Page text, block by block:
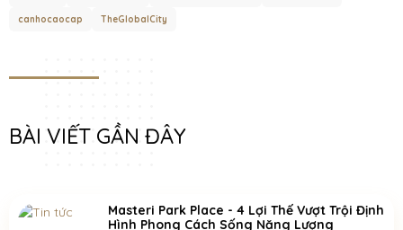
canhocaocap TheGlobalCity
BÀI VIẾT GẦN ĐÂY
Masteri Park Place - 4 Lợi Thế Vượt Trội Định
Hình Phong Cách Sống Năng Lượng